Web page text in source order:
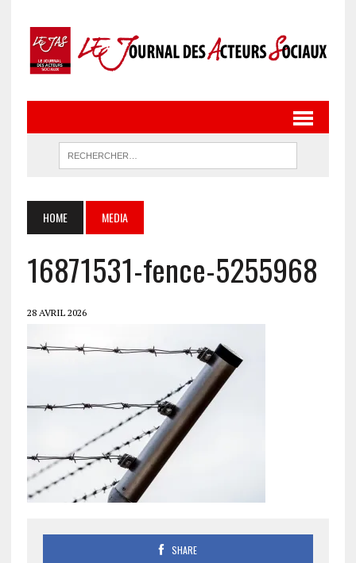
HOME MEDIA
16871531-fence-5255968
28 AVRIL 2026
SHARE